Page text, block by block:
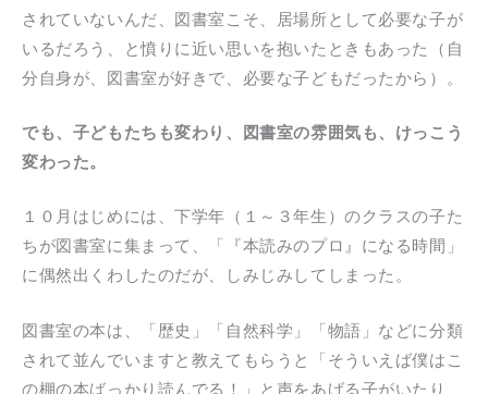
されていないんだ、図書室こそ、居場所として必要な子が
いるだろう、と憤りに近い思いを抱いたときもあった（自
分自身が、図書室が好きで、必要な子どもだったから）。
でも、子どもたちも変わり、図書室の雰囲気も、けっこう
変わった。
１０月はじめには、下学年（１～３年生）のクラスの子た
ちが図書室に集まって、「『本読みのプロ』になる時間」
に偶然出くわしたのだが、しみじみしてしまった。
図書室の本は、「歴史」「自然科学」「物語」などに分類
されて並んでいますと教えてもらうと「そういえば僕はこ
の棚の本ばっかり読んでる！」と声をあげる子がいたり、